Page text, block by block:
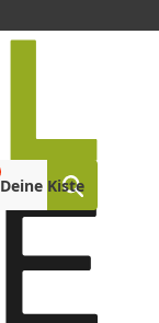
Deine Kiste